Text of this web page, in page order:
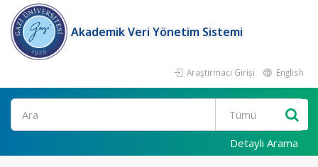
Akademik Veri Yönetim Sistemi
Araştırmacı Girişi English
Ara
Detaylı Arama